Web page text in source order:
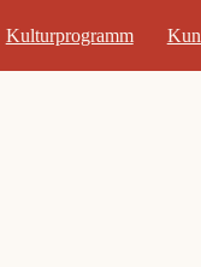
Kulturprogramm